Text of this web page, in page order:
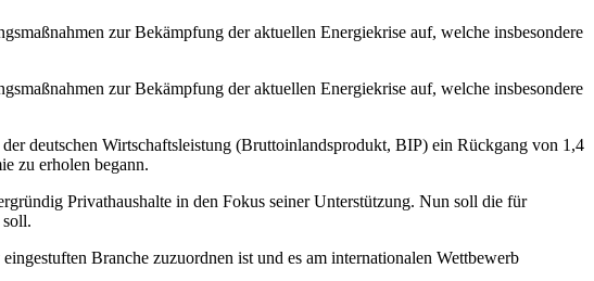
zur Bekämpfung der aktuellen Energiekrise auf, welche insbesondere
zur Bekämpfung der aktuellen Energiekrise auf, welche insbesondere
deutschen Wirtschaftsleistung (Bruttoinlandsprodukt, BIP) ein Rückgang von 1,4
zu erholen begann.
Privathaushalte in den Fokus seiner Unterstützung. Nun soll die für
Branche zuzuordnen ist und es am internationalen Wettbewerb